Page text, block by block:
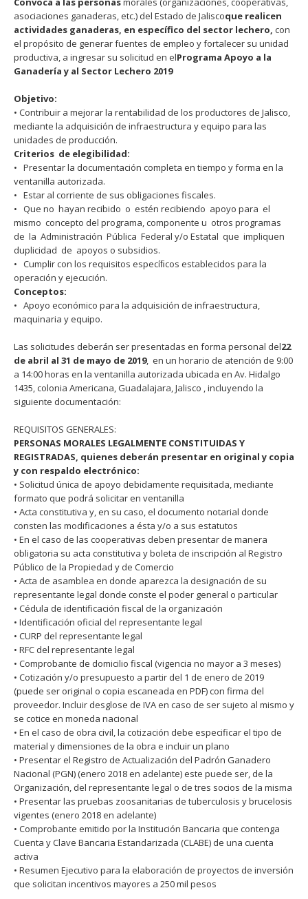
asociaciones ganaderas, etc.) del Estado de Jaliscoque realicen
actividades ganaderas, en específico del sector lechero, con
el propósito de generar fuentes de empleo y fortalecer su unidad
productiva, a ingresar su solicitud en elPrograma Apoyo a la
Ganadería y al Sector Lechero 2019
Objetivo:
• Contribuir a mejorar la rentabilidad de los productores de Jalisco,
mediante la adquisición de infraestructura y equipo para las
unidades de producción.
Criterios de elegibilidad:
• Presentar la documentación completa en tiempo y forma en la
ventanilla autorizada.
• Estar al corriente de sus obligaciones fiscales.
• Que no hayan recibido o estén recibiendo apoyo para el
mismo concepto del programa, componente u otros programas
de la Administración Pública Federal y/o Estatal que impliquen
duplicidad de apoyos o subsidios.
• Cumplir con los requisitos especíﬁcos establecidos para la
operación y ejecución.
Conceptos:
• Apoyo económico para la adquisición de infraestructura,
maquinaria y equipo.
Las solicitudes deberán ser presentadas en forma personal del22
de abril al 31 de mayo de 2019, en un horario de atención de 9:00
a 14:00 horas en la ventanilla autorizada ubicada en Av. Hidalgo
1435, colonia Americana, Guadalajara, Jalisco , incluyendo la
siguiente documentación:
REQUISITOS GENERALES:
PERSONAS MORALES LEGALMENTE CONSTITUIDAS Y
REGISTRADAS, quienes deberán presentar en original y copia
y con respaldo electrónico:
• Solicitud única de apoyo debidamente requisitada, mediante
formato que podrá solicitar en ventanilla
• Acta constitutiva y, en su caso, el documento notarial donde
consten las modificaciones a ésta y/o a sus estatutos
• En el caso de las cooperativas deben presentar de manera
obligatoria su acta constitutiva y boleta de inscripción al Registro
Público de la Propiedad y de Comercio
• Acta de asamblea en donde aparezca la designación de su
representante legal donde conste el poder general o particular
• Cédula de identificación fiscal de la organización
• Identificación oficial del representante legal
• CURP del representante legal
• RFC del representante legal
• Comprobante de domicilio fiscal (vigencia no mayor a 3 meses)
• Cotización y/o presupuesto a partir del 1 de enero de 2019
(puede ser original o copia escaneada en PDF) con firma del
proveedor. Incluir desglose de IVA en caso de ser sujeto al mismo y
se cotice en moneda nacional
• En el caso de obra civil, la cotización debe especificar el tipo de
material y dimensiones de la obra e incluir un plano
• Presentar el Registro de Actualización del Padrón Ganadero
Nacional (PGN) (enero 2018 en adelante) este puede ser, de la
Organización, del representante legal o de tres socios de la misma
• Presentar las pruebas zoosanitarias de tuberculosis y brucelosis
vigentes (enero 2018 en adelante)
• Comprobante emitido por la Institución Bancaria que contenga
Cuenta y Clave Bancaria Estandarizada (CLABE) de una cuenta
activa
• Resumen Ejecutivo para la elaboración de proyectos de inversión
que solicitan incentivos mayores a 250 mil pesos